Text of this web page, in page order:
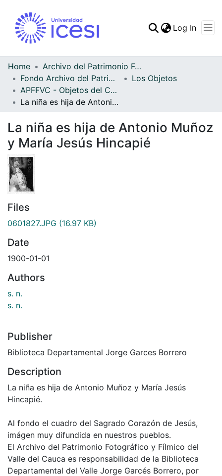
Statistics
Log In
Home
Archivo del Patrimonio Fotográfico y Fílmico del Valle del Cauca
Fondo Archivo del Patrimonio Fotográfico y Fílmico del Valle del Cauca
Los Objetos
APFFVC - Objetos del Culto - Patrimonial
La niña es hija de Antonio Muñoz y María Jesús Hincapié
La niña es hija de Antonio Muñoz
y María Jesús Hincapié
Files
0601827.JPG (16.97 KB)
Date
1900-01-01
Authors
s. n.
s. n.
Publisher
Biblioteca Departamental Jorge Garces Borrero
Description
La niña es hija de Antonio Muñoz y María Jesús
Hincapié.
Al fondo el cuadro del Sagrado Corazón de Jesús,
imágen muy difundida en nuestros pueblos.
El Archivo del Patrimonio Fotográfico y Fílmico del
Valle del Cauca es responsabilidad de la Biblioteca
Departamental del Valle Jorge Garcés Borrero, por